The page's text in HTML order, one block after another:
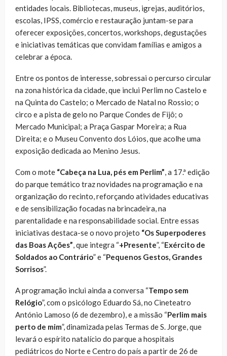
entidades locais. Bibliotecas, museus, igrejas, auditórios,
escolas, IPSS, comércio e restauração juntam-se para
oferecer exposições, concertos, workshops, degustações
e iniciativas temáticas que convidam famílias e amigos a
celebrar a época.
Entre os pontos de interesse, sobressai o percurso circular
na zona histórica da cidade, que inclui Perlim no Castelo e
na Quinta do Castelo; o Mercado de Natal no Rossio; o
circo e a pista de gelo no Parque Condes de Fijô; o
Mercado Municipal; a Praça Gaspar Moreira; a Rua
Direita; e o Museu Convento dos Lóios, que acolhe uma
exposição dedicada ao Menino Jesus.
Com o mote “Cabeça na Lua, pés em Perlim”, a 17.ª edição
do parque temático traz novidades na programação e na
organização do recinto, reforçando atividades educativas
e de sensibilização focadas na brincadeira, na
parentalidade e na responsabilidade social. Entre essas
iniciativas destaca-se o novo projeto “Os Superpoderes
das Boas Ações”, que integra “+Presente”, “Exército de
Soldados ao Contrário” e “Pequenos Gestos, Grandes
Sorrisos”.
A programação inclui ainda a conversa “Tempo sem
Relógio”, com o psicólogo Eduardo Sá, no Cineteatro
António Lamoso (6 de dezembro), e a missão “Perlim mais
perto de mim”, dinamizada pelas Termas de S. Jorge, que
levará o espírito natalício do parque a hospitais
pediátricos do Norte e Centro do país a partir de 26 de